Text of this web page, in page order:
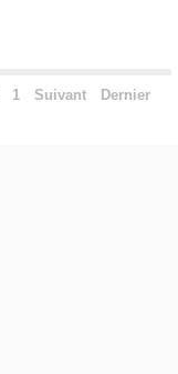
1 Suivant Dernier